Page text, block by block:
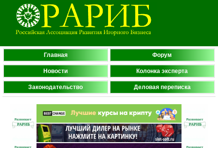
Главная Форум
Новости Колонка эксперта
Законодательство Деловая переписка